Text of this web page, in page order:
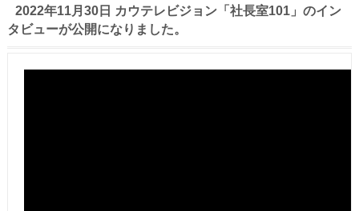
2022年11月30日 カウテレビジョン「社長室101」のイン
タビューが公開になりました。